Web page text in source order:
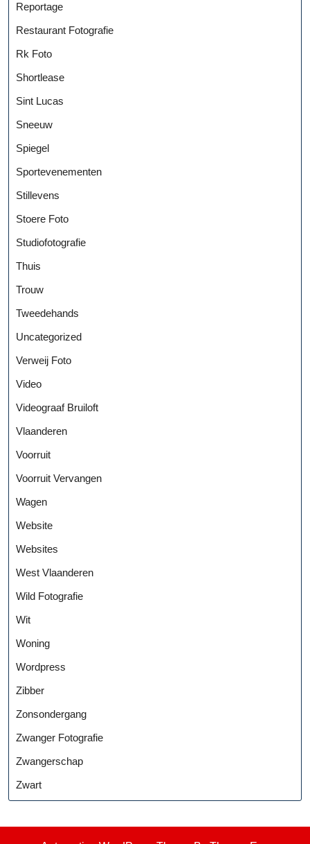
Reportage
Restaurant Fotografie
Rk Foto
Shortlease
Sint Lucas
Sneeuw
Spiegel
Sportevenementen
Stillevens
Stoere Foto
Studiofotografie
Thuis
Trouw
Tweedehands
Uncategorized
Verweij Foto
Video
Videograaf Bruiloft
Vlaanderen
Voorruit
Voorruit Vervangen
Wagen
Website
Websites
West Vlaanderen
Wild Fotografie
Wit
Woning
Wordpress
Zibber
Zonsondergang
Zwanger Fotografie
Zwangerschap
Zwart